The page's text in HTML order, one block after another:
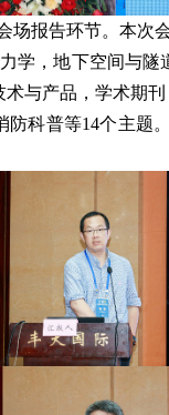
场报告环节。本次
学，地下空间与
与产品，学术期
防科普等14个主题